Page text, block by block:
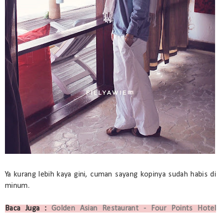
Ya kurang lebih kaya gini, cuman sayang kopinya sudah habis di
minum.
Baca Juga : Golden Asian Restaurant - Four Points Hotel